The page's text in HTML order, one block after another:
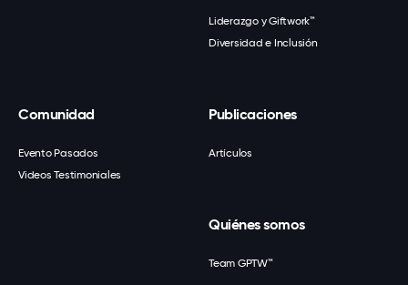
Liderazgo y Giftwork™
Diversidad e Inclusión
Comunidad
Evento Pasados
Videos Testimoniales
Publicaciones
Artículos
Quiénes somos
Team GPTW™